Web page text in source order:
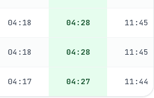
04:18 04:28 11:45
04:18 04:28 11:45
04:17 04:27 11:44